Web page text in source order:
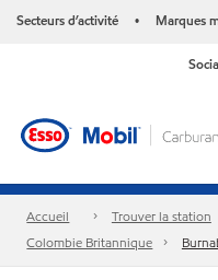
Secteurs d’activité • Marques
Accueil Trouver la station
Colombie Britannique